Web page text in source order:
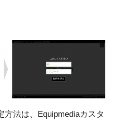
方法は、Equipmediaカスタ